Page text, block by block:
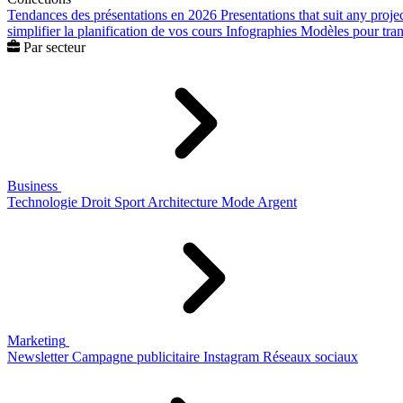
Tendances des présentations en 2026 Presentations that suit any
simplifier la planification de vos cours Infographies Modèles pour
Par secteur
Business
Technologie Droit Sport Architecture Mode Argent
Marketing
Newsletter Campagne publicitaire Instagram Réseaux sociaux